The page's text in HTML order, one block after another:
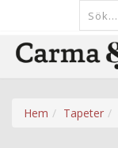
Hem Tapeter